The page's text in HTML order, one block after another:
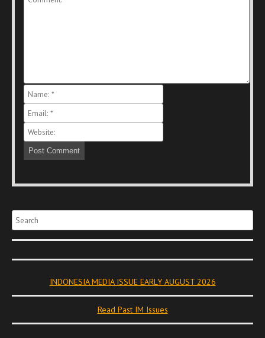
Search
INDONESIA MEDIA ISSUE EARLY AUGUST 2026
Read Past IM Issues